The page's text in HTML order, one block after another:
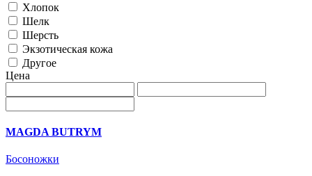
Хлопок
Шелк
Шерсть
Экзотическая кожа
Другое
Цена
MAGDA BUTRYM
Босоножки